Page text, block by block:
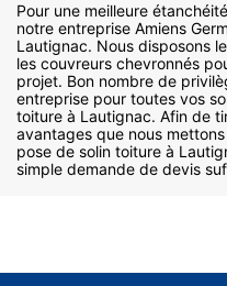
Pour une meilleure
notre entreprise Amiens
Lautignac. Nous disposons
les couvreurs chevronnés
projet. Bon nombre de
entreprise pour toutes vos
toiture à Lautignac. Afin de
avantages que nous
pose de solin toiture à
simple demande de devis